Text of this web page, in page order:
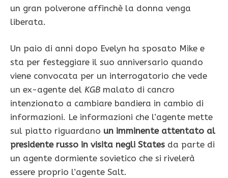
un gran polverone affinchè la donna venga
liberata.
Un paio di anni dopo Evelyn ha sposato Mike e
sta per festeggiare il suo anniversario quando
viene convocata per un interrogatorio che vede
un ex-agente del KGB malato di cancro
intenzionato a cambiare bandiera in cambio di
informazioni. Le informazioni che l’agente mette
sul piatto riguardano un imminente attentato al
presidente russo in visita negli States da parte di
un agente dormiente sovietico che si rivelerà
essere proprio l’agente Salt.